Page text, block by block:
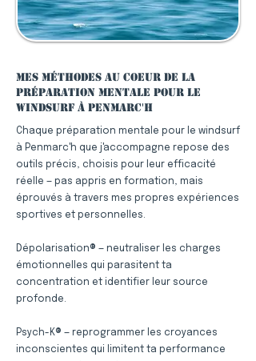
Mes méthodes au coeur de la
préparation mentale pour le
windsurf à Penmarc'h
Chaque préparation mentale pour le windsurf
à Penmarc'h que j'accompagne repose des
outils précis, choisis pour leur efficacité
réelle — pas appris en formation, mais
éprouvés à travers mes propres expériences
sportives et personnelles.
Dépolarisation® — neutraliser les charges
émotionnelles qui parasitent ta
concentration et identifier leur source
profonde.
Psych-K® — reprogrammer les croyances
inconscientes qui limitent ta performance